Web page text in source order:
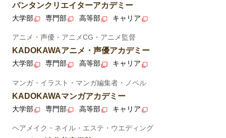
バンタンクリエイターアカデミー
大学部 専門部 高等部 キャリア
アニメ・声優・アニメCG・アニメ監督
KADOKAWAアニメ・声優アカデミー
大学部 専門部 高等部 キャリア
マンガ・イラスト・マンガ編集者・ノベル
KADOKAWAマンガアカデミー
大学部 専門部 高等部 キャリア
ヘアメイク・ネイル・エステ・ウエディング